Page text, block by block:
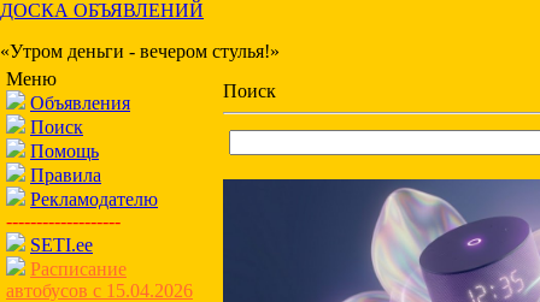
ДОСКА ОБЪЯВЛЕНИЙ
«Утром деньги - вечером стулья!»
Меню
Объявления
Поиск
Помощь
Правила
Рекламодателю
-------------------
SETI.ee
Расписание
автобусов с 15.04.2026
Поиск